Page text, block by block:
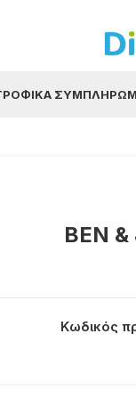
BEN
Κωδικός